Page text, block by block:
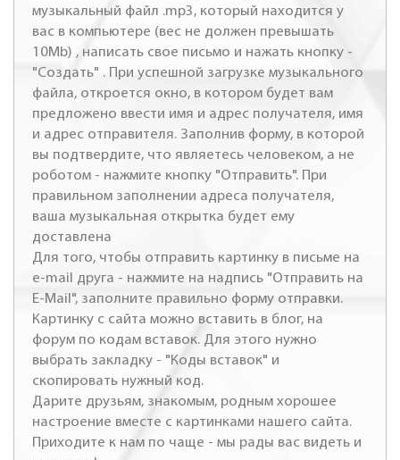
музыкальный файл .mp3, который находится у
вас в компьютере (вес не должен превышать
10Mb) , написать свое письмо и нажать кнопку -
"Создать" . При успешной загрузке музыкального
файла, откроется окно, в котором будет вам
предложено ввести имя и адрес получателя, имя
и адрес отправителя. Заполнив форму, в которой
вы подтвердите, что являетесь человеком, а не
роботом - нажмите кнопку "Отправить". При
правильном заполнении адреса получателя,
ваша музыкальная открытка будет ему
доставлена
Для того, чтобы отправить картинку в письме на
e-mail друга - нажмите на надпись "Отправить на
E-Mail", заполните правильно форму отправки.
Картинку с сайта можно вставить в блог, на
форум по кодам вставок. Для этого нужно
выбрать закладку - "Коды вставок" и
скопировать нужный код.
Дарите друзьям, знакомым, родным хорошее
настроение вместе с картинками нашего сайта.
Приходите к нам по чаще - мы рады вас видеть и